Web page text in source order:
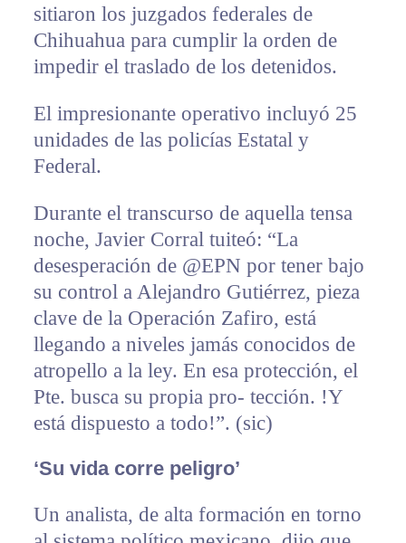
sitiaron los juzgados federales de
Chihuahua para cumplir la orden de
impedir el traslado de los detenidos.
El impresionante operativo incluyó 25
unidades de las policías Estatal y
Federal.
Durante el transcurso de aquella tensa
noche, Javier Corral tuiteó: “La
desesperación de @EPN por tener bajo
su control a Alejandro Gutiérrez, pieza
clave de la Operación Zafiro, está
llegando a niveles jamás conocidos de
atropello a la ley. En esa protección, el
Pte. busca su propia pro- tección. !Y
está dispuesto a todo!”. (sic)
‘Su vida corre peligro’
Un analista, de alta formación en torno